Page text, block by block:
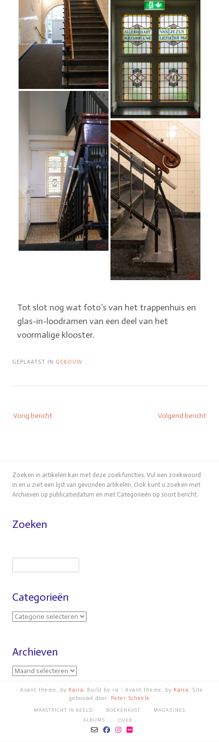
Tot slot nog wat foto’s van het trappenhuis en
glas-in-loodramen van een deel van het
voormalige klooster.
GEPLAATST IN GEBOUW
Vorig bericht Volgend bericht
Zoeken in artikelen kan met deze zoekfuncties. Vul een zoekwoord
in en u ziet een lijst van gevonden artikelen. Ook kunt u zoeken met
Archieven op publicatiedatum en met Categorieën op soort bericht.
Zoeken
Categorieën
Archieven
- Avant theme, by Kaira, Build by <a - Avant theme, by Kaira . Site
gebouwd door:
Peter Scheele
MAASTRICHT IN BEELD BOEKENKAST
MAGAZINES
ALBUMS
OVER…